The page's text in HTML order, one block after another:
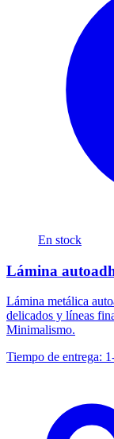
En stock
Lámina
Lámina metálica
delicados y líneas
Minimalismo.
Tiempo de entrega: